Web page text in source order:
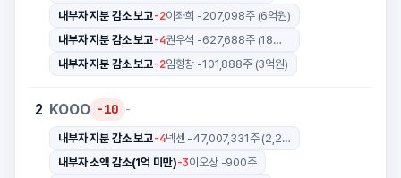
내부자 지분 감소 보고-2이좌희 -207,098주 (6억원)
내부자 지분 감소 보고-4
권우석 -627,688주 (18억원)
내부자 지분 감소 보고-2임형창 -101,888주 (3억원)
2 KOOO -10 -
내부자 지분 감소 보고-4
넥센 -47,007,331주 (2,200억원)
내부자 소액 감소(1억 미만)-3이오상 -900주